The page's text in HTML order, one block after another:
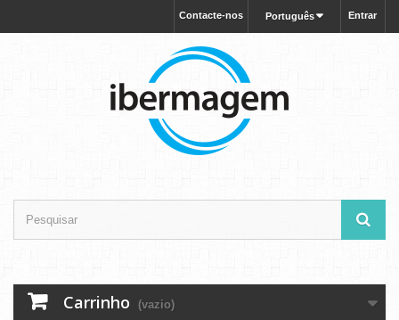
Entrar
Português
Contacte-nos
Carrinho (vazio)